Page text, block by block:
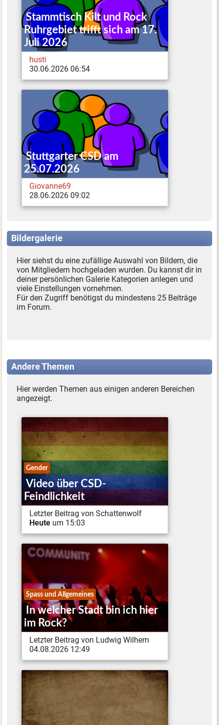
Stammtisch Kilt und Rock
Ruhrgebiet trifft sich am 17.
Juli 2026
husti
30.06.2026 06:54
Stuttgarter CSD am
25.07.2026
Giovanne69
28.06.2026 09:02
Bildergalerie
Hier siehst du eine zufällige Auswahl von Bildern, die
von Mitgliedern hochgeladen wurden. Du kannst dir in
deiner persönlichen Galerie Kategorien anlegen und
viele Einstellungen vornehmen.
Für den Zugriff benötigst du mindestens 25 Beiträge
im Forum.
Andere Themen
Hier werden Themen aus einigen anderen Bereichen
angezeigt.
Gender
Video über CSD-
Feindlichkeit
Letzter Beitrag von Schattenwolf
Heute um 15:03
Spass und Allgemeines
In welcher Stadt bin ich hier
im Rock?
Letzter Beitrag von Ludwig Wilhem
04.08.2026 12:49